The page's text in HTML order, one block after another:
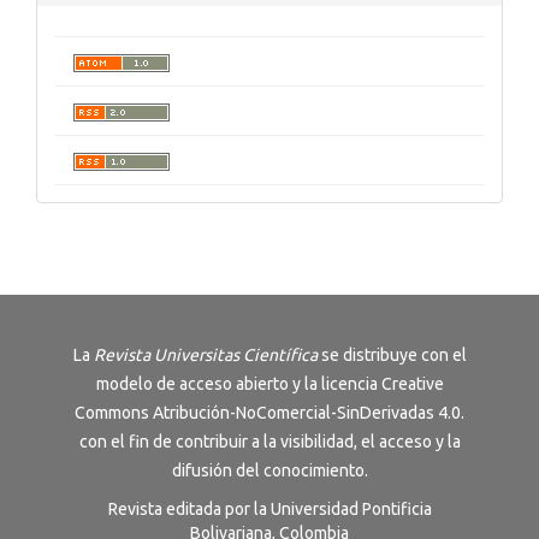
La Revista Universitas Científicase distribuye con el
modelo de acceso abierto y la licencia Creative
Commons Atribución-NoComercial-SinDerivadas 4.0.
con el fin de contribuir a la visibilidad, el acceso y la
difusión del conocimiento.
Revista editada por la Universidad Pontificia
Bolivariana, Colombia